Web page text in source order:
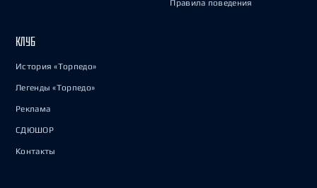
Правила поведения
КЛУБ
История «Торпедо»
Легенды «Торпедо»
Реклама
СДЮШОР
Контакты